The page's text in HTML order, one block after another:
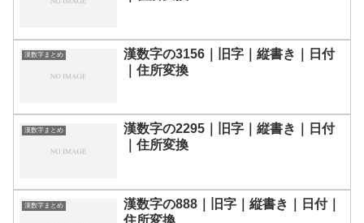
漢数字まとめ
漢数字の3156｜旧字｜縦書き｜日付
｜住所変換
漢数字まとめ
漢数字の2295｜旧字｜縦書き｜日付
｜住所変換
漢数字まとめ
漢数字の888｜旧字｜縦書き｜日付｜